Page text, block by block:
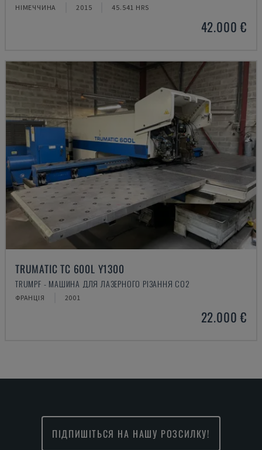
НІМЕЧЧИНА 2015 45.541 HRS
42.000 €
TRUMATIC TC 600L Y1300
TRUMPF - МАШИНА ДЛЯ ЛАЗЕРНОГО РІЗАННЯ CO2
ФРАНЦІЯ 2001
22.000 €
ПІДПИШІТЬСЯ НА НАШУ РОЗСИЛКУ!